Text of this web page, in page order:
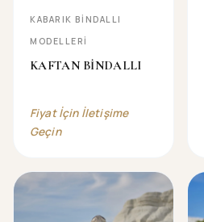
KABARIK BİNDALLI
MODELLERİ
KAFTAN BİNDALLI
Fiyat İçin İletişime
Geçin